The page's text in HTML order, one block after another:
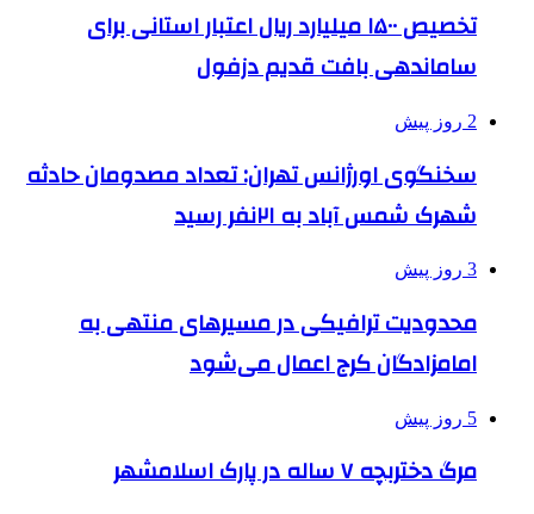
تخصیص ۱۵۰۰ میلیارد ریال اعتبار استانی برای
ساماندهی بافت قدیم دزفول
2 روز پیش
سخنگوی اورژانس تهران: تعداد مصدومان حادثه
شهرک شمس آباد به ۲۱نفر رسید
3 روز پیش
محدودیت ترافیکی در مسیرهای منتهی به
امامزادگان کرج اعمال می‌شود
5 روز پیش
مرگ دختربچه ۷ ساله در پارک اسلامشهر